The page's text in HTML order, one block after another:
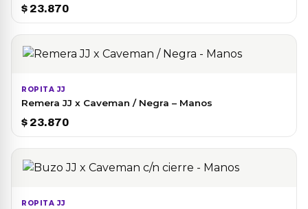
$ 23.870
ROPITA JJ
Remera JJ x Caveman / Negra – Manos
$ 23.870
ROPITA JJ